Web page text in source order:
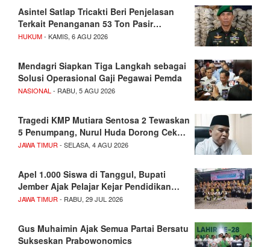
Asintel Satlap Tricakti Beri Penjelasan
Terkait Penanganan 53 Ton Pasir…
HUKUM- KAMIS, 6 AGU 2026
Mendagri Siapkan Tiga Langkah sebagai
Solusi Operasional Gaji Pegawai Pemda
NASIONAL - RABU, 5 AGU 2026
Tragedi KMP Mutiara Sentosa 2 Tewaskan
5 Penumpang, Nurul Huda Dorong Cek…
JAWA TIMUR - SELASA, 4 AGU 2026
Apel 1.000 Siswa di Tanggul, Bupati
Jember Ajak Pelajar Kejar Pendidikan…
JAWA TIMUR - RABU, 29 JUL 2026
Gus Muhaimin Ajak Semua Partai Bersatu
Sukseskan Prabowonomics